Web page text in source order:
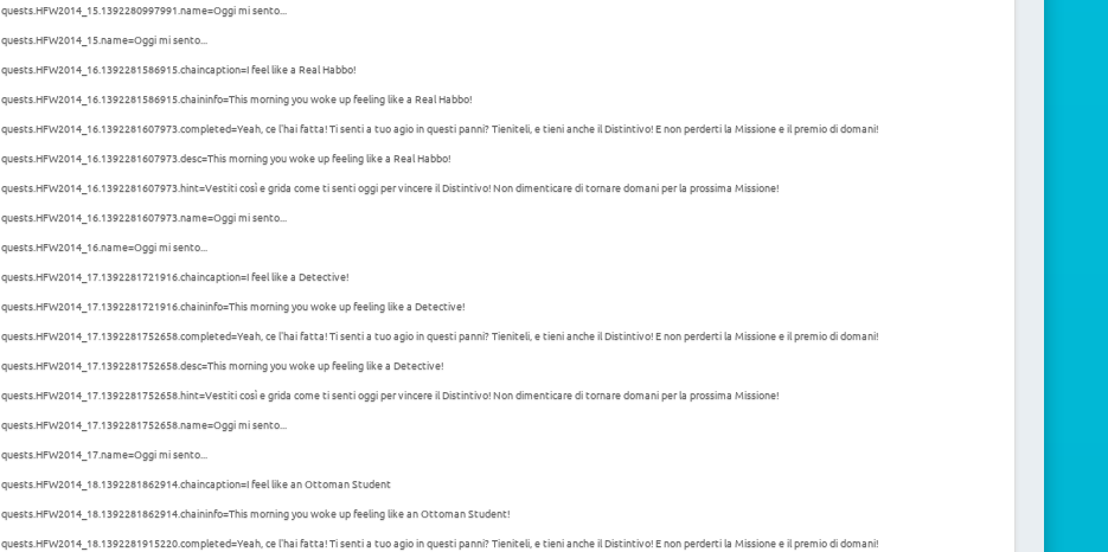
quests.HFW2014_15.1392280997991.name=Oggi mi sento...
quests.HFW2014_15.name=Oggi mi sento...
quests.HFW2014_16.1392281586915.chaincaption=I feel like a Real Habbo!
quests.HFW2014_16.1392281586915.chaininfo=This morning you woke up feeling like a Real Habbo!
quests.HFW2014_16.1392281607973.completed=Yeah, ce l'hai fatta! Ti senti a tuo agio in questi panni? Tieniteli, e tieni anche il Distintivo! E non perderti la Missione e il premio di domani!
quests.HFW2014_16.1392281607973.desc=This morning you woke up feeling like a Real Habbo!
quests.HFW2014_16.1392281607973.hint=Vestiti così e grida come ti senti oggi per vincere il Distintivo! Non dimenticare di tornare domani per la prossima Missione!
quests.HFW2014_16.1392281607973.name=Oggi mi sento...
quests.HFW2014_16.name=Oggi mi sento...
quests.HFW2014_17.1392281721916.chaincaption=I feel like a Detective!
quests.HFW2014_17.1392281721916.chaininfo=This morning you woke up feeling like a Detective!
quests.HFW2014_17.1392281752658.completed=Yeah, ce l'hai fatta! Ti senti a tuo agio in questi panni? Tieniteli, e tieni anche il Distintivo! E non perderti la Missione e il premio di domani!
quests.HFW2014_17.1392281752658.desc=This morning you woke up feeling like a Detective!
quests.HFW2014_17.1392281752658.hint=Vestiti così e grida come ti senti oggi per vincere il Distintivo! Non dimenticare di tornare domani per la prossima Missione!
quests.HFW2014_17.1392281752658.name=Oggi mi sento...
quests.HFW2014_17.name=Oggi mi sento...
quests.HFW2014_18.1392281862914.chaincaption=I feel like an Ottoman Student
quests.HFW2014_18.1392281862914.chaininfo=This morning you woke up feeling like an Ottoman Student!
quests.HFW2014_18.1392281915220.completed=Yeah, ce l'hai fatta! Ti senti a tuo agio in questi panni? Tieniteli, e tieni anche il Distintivo! E non perderti la Missione e il premio di domani!